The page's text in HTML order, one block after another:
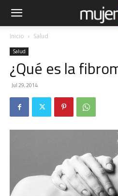
Inicio Salud
Salud
¿Qué es la
Jul 29, 2014